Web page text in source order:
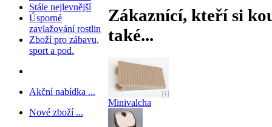
Stále nejlevnější
Úsporné
zavlažování rostlin
Zboží pro zábavu,
sport a pod.
Akční nabídka ...
Nové zboží ...
Zákaznící, kteří si
také...
Minivalcha